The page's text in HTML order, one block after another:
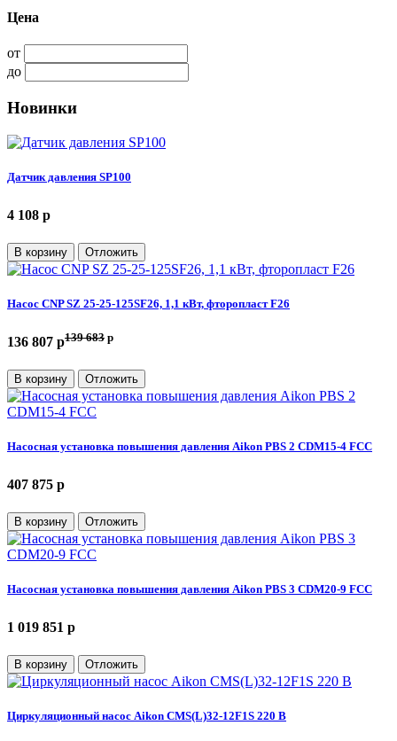
Цена
от
до
Новинки
Датчик давления SP100
4 108 p
В корзину Отложить
Насос CNP SZ 25-25-125SF26, 1,1 кВт, фторопласт F26
136 807 p139 683 p
В корзину Отложить
Насосная установка повышения давления Aikon PBS 2 CDM15-4 FCC
407 875 p
В корзину Отложить
Насосная установка повышения давления Aikon PBS 3 CDM20-9 FCC
1 019 851 p
В корзину Отложить
Циркуляционный насос Aikon CMS(L)32-12F1S 220 В